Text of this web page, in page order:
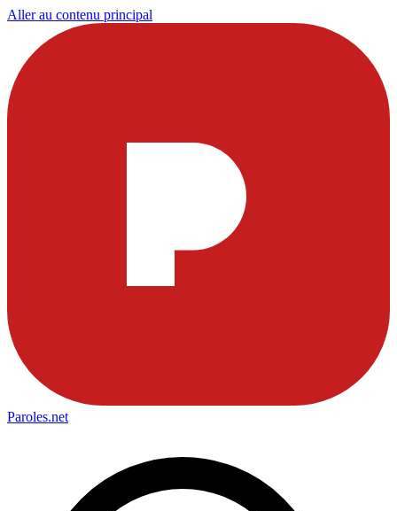
Aller au contenu principal
Paroles.net